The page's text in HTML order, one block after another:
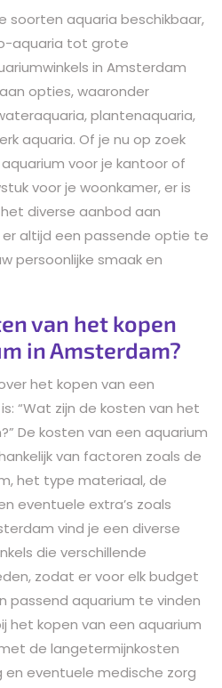
soorten aquaria beschikbaar,
aquaria tot grote
in Amsterdam
opties, waaronder
plantenaquaria,
aquaria. Of je nu op zoek
voor je kantoor of
voor je woonkamer, er is
diverse aanbod aan
altijd een passende optie te
persoonlijke smaak en
van het kopen
in Amsterdam?
het kopen van een
“Wat zijn de kosten van het
De kosten van een aquarium
van factoren zoals de
het type materiaal, de
eventuele extra’s zoals
vind je een diverse
die verschillende
zodat er voor elk budget
passend aquarium te vinden
het kopen van een aquarium
de langetermijnkosten
en eventuele medische zorg